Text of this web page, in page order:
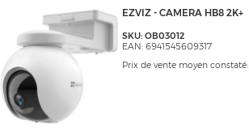
EZVIZ - CAMERA HB8 2K+
SKU: OB03012
EAN: 6941545609317
Prix de vente moyen constaté: